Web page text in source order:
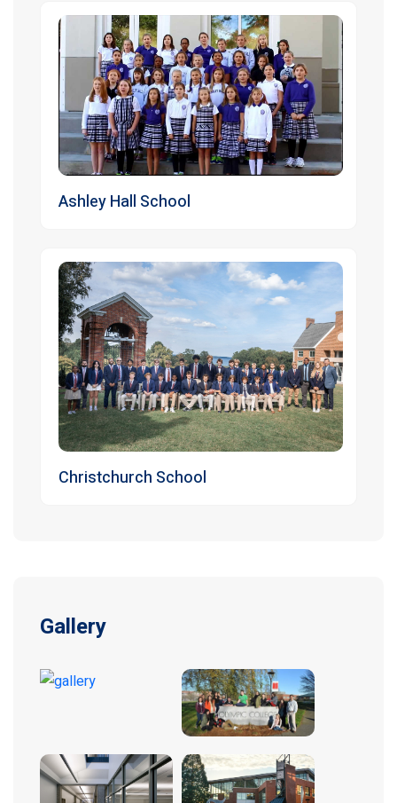
Ashley Hall School
Christchurch School
Gallery